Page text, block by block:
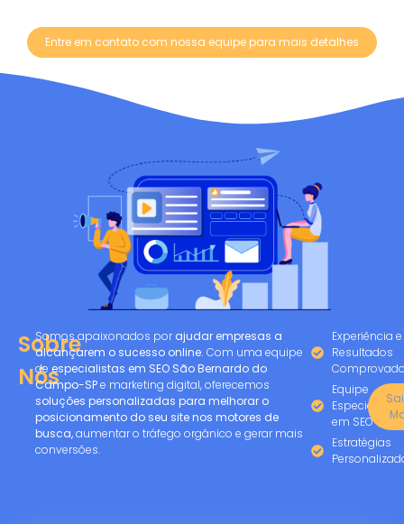
Entre em contato com nossa equipe para mais detalhes
Sobre
Nós
Somos apaixonados porajudar empresas a
alcançarem o sucesso online. Com uma equipe
deespecialistas em SEO São Bernardo do
Campo-SPe marketing digital, oferecemos
soluções personalizadas para melhorar o
posicionamento do seu site nos motores de
busca,aumentar o tráfego orgânico e gerar mais
conversões.
Experiência e
Resultados
Equipe
em SEO
Estratégias